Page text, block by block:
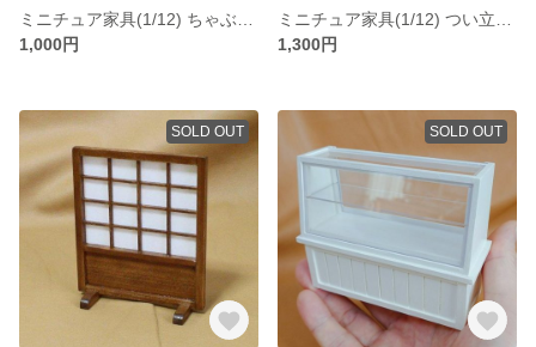
1,000円
1,300円
SOLD OUT SOLD OUT